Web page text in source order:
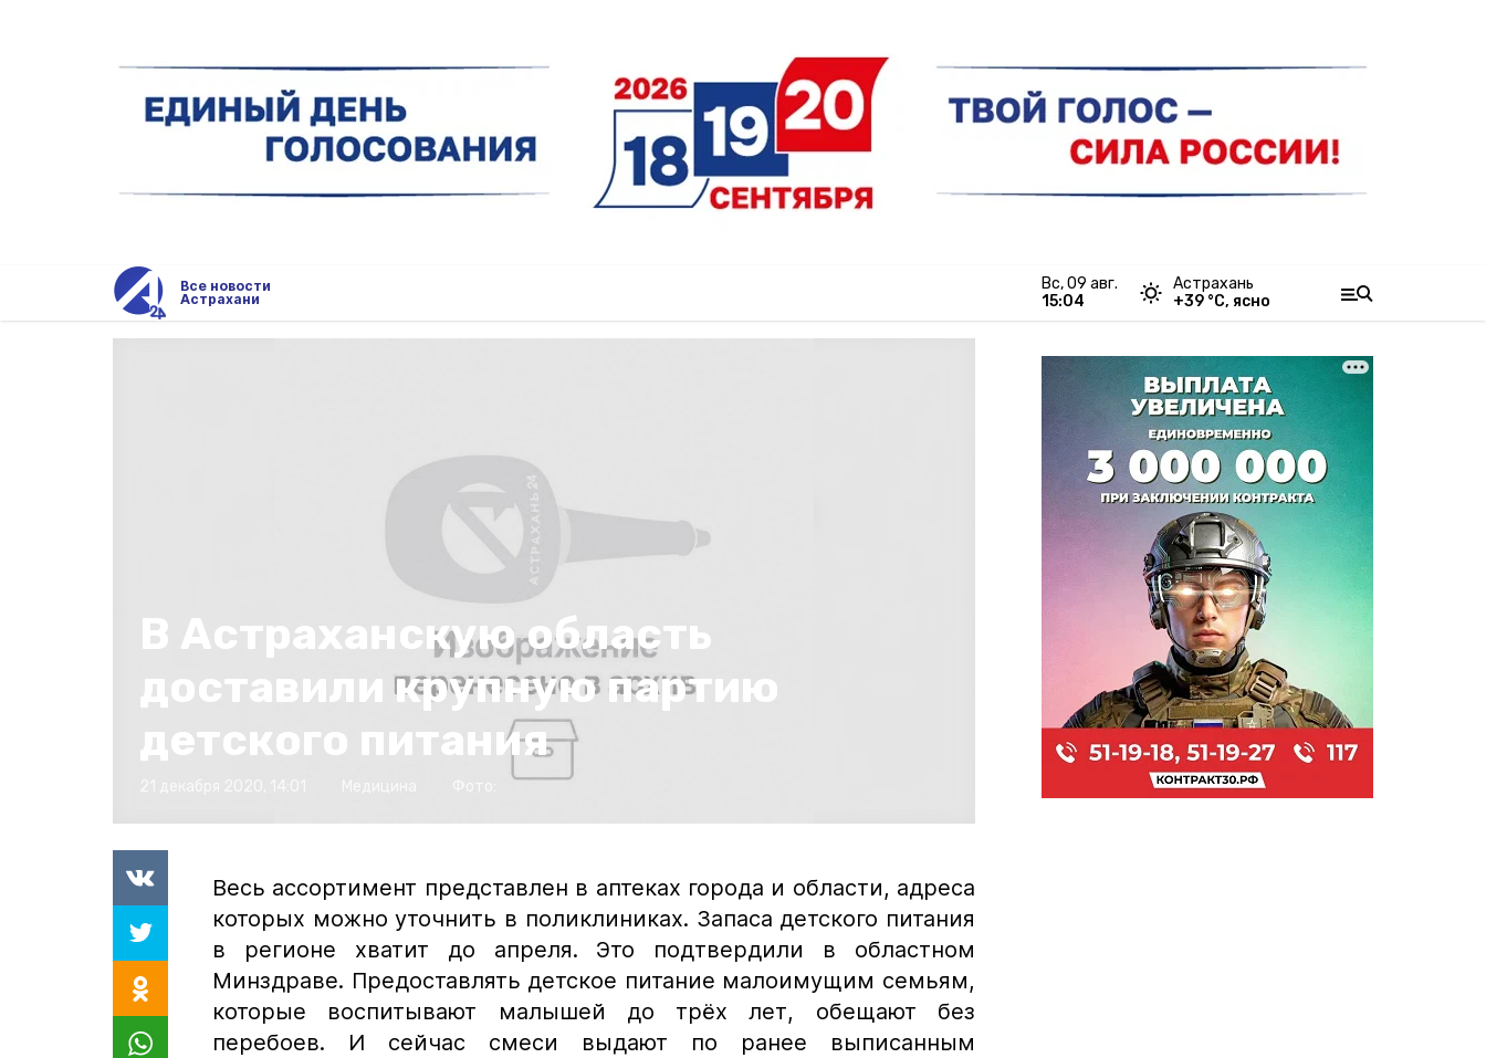
Все новости
Астрахани
вс, 09 авг.
15:04
Астрахань
+39 °С, ясно
В Астраханскую область
доставили крупную партию
детского питания
Весь ассортимент представлен в аптеках города и области, адреса
которых можно уточнить в поликлиниках. Запаса детского питания
в регионе хватит до апреля. Это подтвердили в областном
Минздраве. Предоставлять детское питание малоимущим семьям,
которые воспитывают малышей до трёх лет, обещают без
перебоев. И сейчас смеси выдают по ранее выписанным